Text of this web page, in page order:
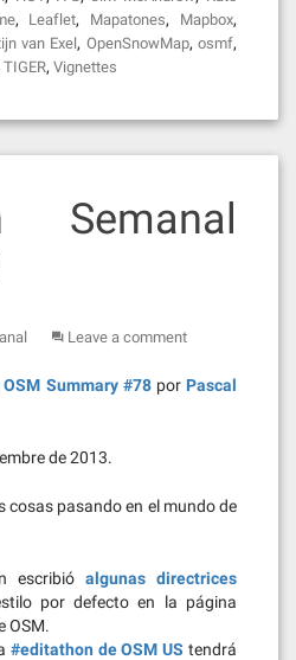
, Leaflet, Mapatones, Mapbox,
van Exel, OpenSnowMap,osmf,
TIGER, Vignettes
Semanal
Leave a comment
OSM Summary #78por Pascal
de 2013.
cosas pasando en el mundo de
escribió algunas directrices
por defecto en la página
OSM.
#editathon de OSM US tendrá